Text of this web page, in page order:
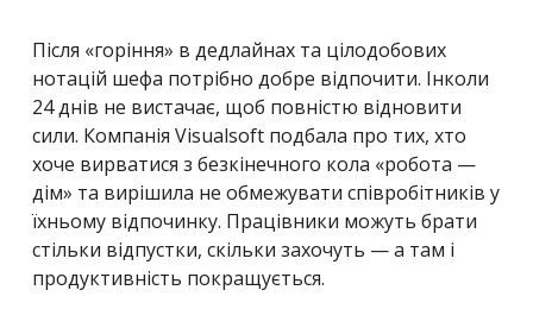
Після «горіння» в дедлайнах та цілодобових
нотацій шефа потрібно добре відпочити. Інколи
24 днів не вистачає, щоб повністю відновити
сили. Компанія Visualsoft подбала про тих, хто
хоче вирватися з безкінечного кола «робота —
дім» та вирішила не обмежувати співробітників у
їхньому відпочинку. Працівники можуть брати
стільки відпустки, скільки захочуть — а там і
продуктивність покращується.